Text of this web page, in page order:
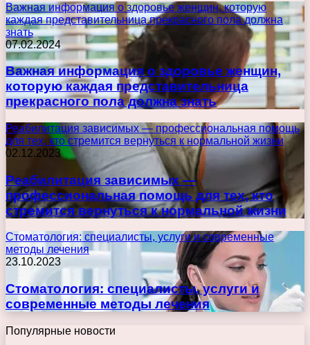
Важная информация о здоровье женщин, которую
каждая представительница прекрасного пола должна
знать
07.02.2024
Важная информация о здоровье женщин,
которую каждая представительница
прекрасного пола должна знать
Реабилитация зависимых — профессиональная помощь
для тех, кто стремится вернуться к нормальной жизни
02.12.2023
Реабилитация зависимых —
профессиональная помощь для тех, кто
стремится вернуться к нормальной жизни
Стоматология: специалисты, услуги и современные
методы лечения
23.10.2023
Стоматология: специалисты, услуги и
современные методы лечения
Популярные новости